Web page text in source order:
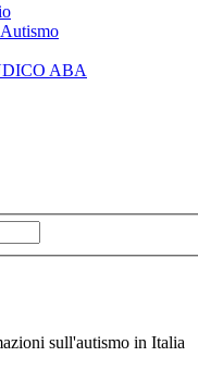
ABA
sull'autismo in Italia